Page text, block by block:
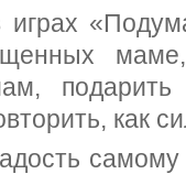
как
самому